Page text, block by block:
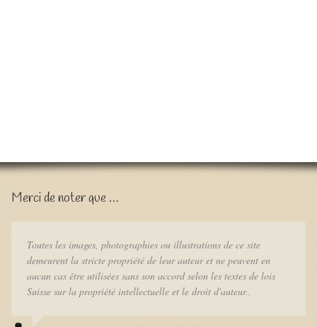
Merci de noter que …
Toutes les images, photographies ou illustrations de ce site
demeurent la stricte propriété de leur auteur et ne peuvent en
aucun cas être utilisées sans son accord selon les textes de lois
Suisse sur la propriété intellectuelle et le droit d'auteur..